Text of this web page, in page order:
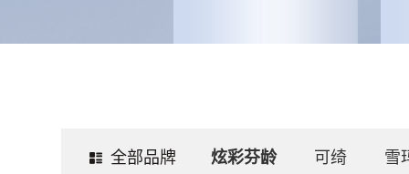
全部品牌 炫彩芬龄 可绮 雪